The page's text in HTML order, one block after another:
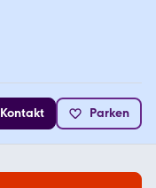
Kontakt Parken